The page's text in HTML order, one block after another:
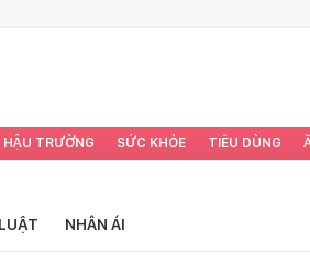
HẬU TRƯỜNG SỨC KHỎE TIÊU DÙNG
NHÂN ÁI